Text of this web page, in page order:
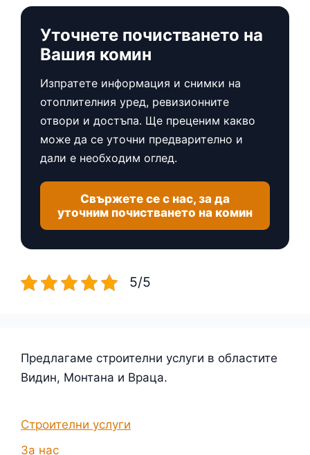
Уточнете почистването на
Вашия комин
Изпратете информация и снимки на
отоплителния уред, ревизионните
отвори и достъпа. Ще преценим какво
може да се уточни предварително и
дали е необходим оглед.
Свържете се с нас, за да
уточним почистването на комин
5/5
Предлагаме строителни услуги в областите
Видин, Монтана и Враца.
Строителни услуги
За нас